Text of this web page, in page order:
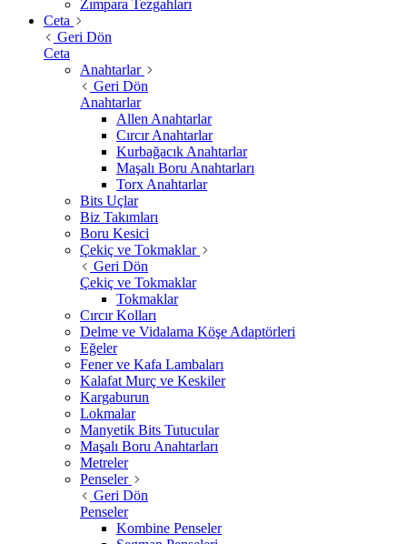
Zımpara Tezgahları
Ceta
Geri Dön
Ceta
Anahtarlar
Geri Dön
Anahtarlar
Allen Anahtarlar
Cırcır Anahtarlar
Kurbağacık Anahtarlar
Maşalı Boru Anahtarları
Torx Anahtarlar
Bits Uçlar
Biz Takımları
Boru Kesici
Çekiç ve Tokmaklar
Geri Dön
Çekiç ve Tokmaklar
Tokmaklar
Cırcır Kolları
Delme ve Vidalama Köşe Adaptörleri
Eğeler
Fener ve Kafa Lambaları
Kalafat Murç ve Keskiler
Kargaburun
Lokmalar
Manyetik Bits Tutucular
Maşalı Boru Anahtarları
Metreler
Penseler
Geri Dön
Penseler
Kombine Penseler